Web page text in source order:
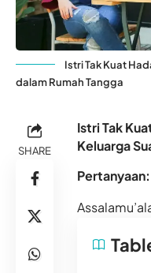
Istri Tak Kuat
dalam Rumah Tangga
SHARE
Istri Tak
Keluarga
Pertanyaan: